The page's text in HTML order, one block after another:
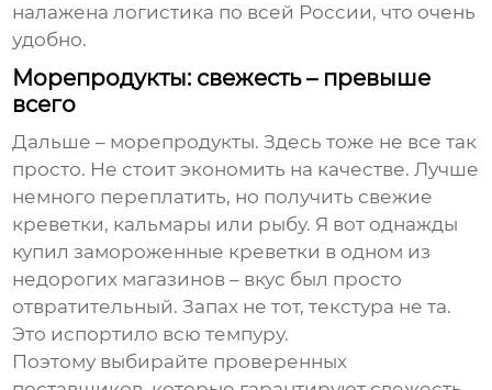
налажена логистика по всей России, что очень
удобно.
Морепродукты: свежесть – превыше
всего
Дальше – морепродукты. Здесь тоже не все так
просто. Не стоит экономить на качестве. Лучше
немного переплатить, но получить свежие
креветки, кальмары или рыбу. Я вот однажды
купил замороженные креветки в одном из
недорогих магазинов – вкус был просто
отвратительный. Запах не тот, текстура не та.
Это испортило всю темпуру.
Поэтому выбирайте проверенных